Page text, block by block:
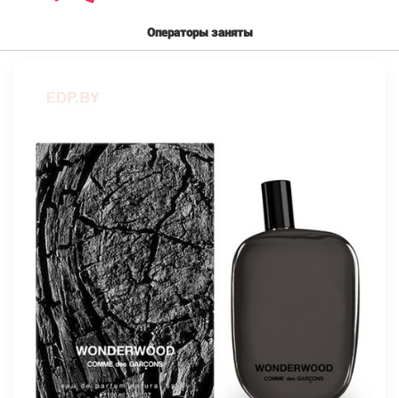
Операторы заняты